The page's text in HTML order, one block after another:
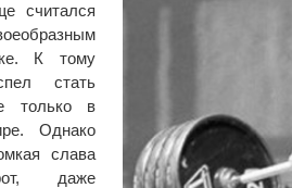
считался
К тому
стать
только в
Однако
слава
даже